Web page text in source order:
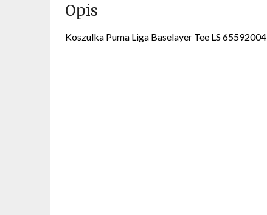
Opis
Koszulka Puma Liga Baselayer Tee LS 65592004